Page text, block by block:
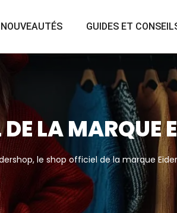
NOUVEAUTÉS GUIDES ET
LA MARQUE
le shop officiel de la marque Eider